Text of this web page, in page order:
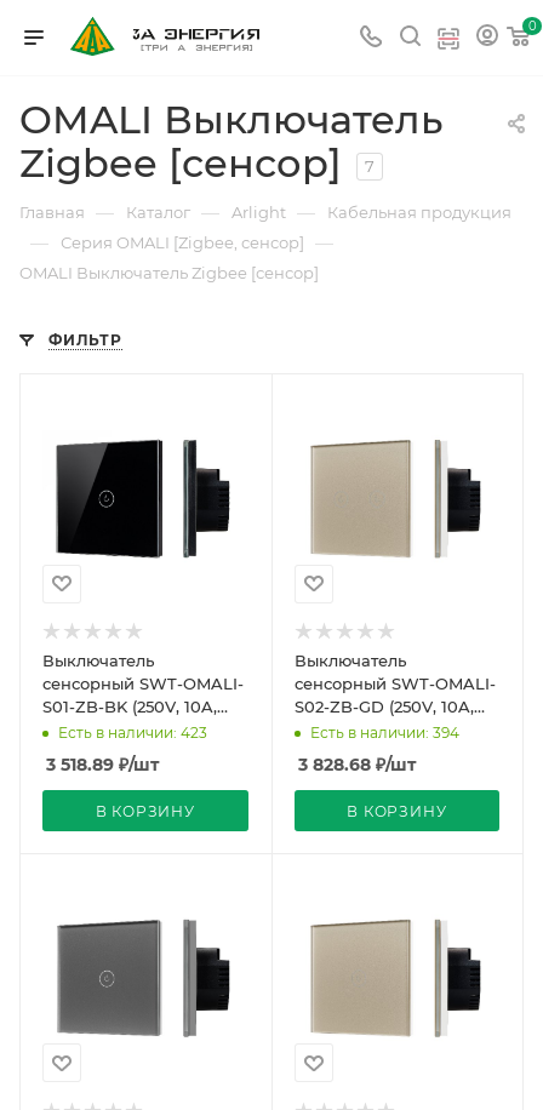
0
OMALI Выключатель
Zigbee [сенсор]
7
Главная — Каталог — Arlight — Кабельная продукция
— Серия OMALI [Zigbee, сенсор] —
OMALI Выключатель Zigbee [сенсор]
ФИЛЬТР
Выключатель
сенсорный SWT-OMALI-
S01-ZB-BK (250V, 10A,
Zigbee) (Arlight, Стекло)
Есть в наличии: 423
3 518.89 ₽/шт
В КОРЗИНУ
Выключатель
сенсорный SWT-OMALI-
S02-ZB-GD (250V, 10A,
Zigbee) (Arlight, Стекло)
Есть в наличии: 394
3 828.68₽/шт
В КОРЗИНУ